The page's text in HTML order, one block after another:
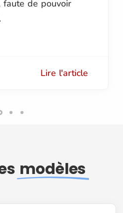
de pouvoir
Lire l'article
modèles